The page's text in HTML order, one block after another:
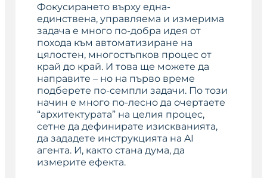
Фокусирането върху една-
единствена, управляема и измерима
задача е много по-добра идея от
похода към автоматизиране на
цялостен, многостъпков процес от
край до край. И това ще можете да
направите – но на първо време
подберете по-семпли задачи. По този
начин е много по-лесно да очертаете
“архитектурата” на целия процес,
сетне да дефинирате изискванията,
да зададете инструкцията на AI
агента. И, както стана дума, да
измерите ефекта.